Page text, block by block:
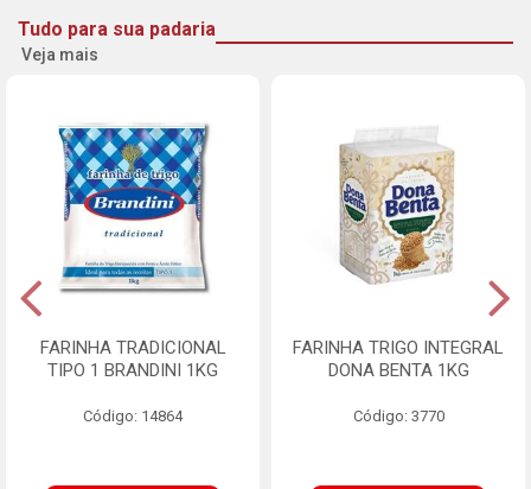
Tudo para sua padaria
Veja mais
FARINHA TRADICIONAL
TIPO 1 BRANDINI 1KG
Código: 14864
FARINHA TRIGO INTEGRAL
DONA BENTA 1KG
Código: 3770